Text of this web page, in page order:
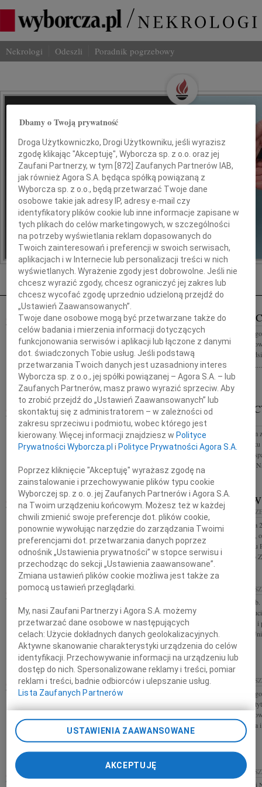
Nekrologi Odeszli Poradnik pogrzebowy
Wspominaj Bliskich
Na Odeszli.pl
Jak ich zapamiętaliśmy? Serwis
odeszli.pl z Grupy Wyborcza, to
możliwość stworzenia unikalnego
wspomnienia. Dziel się nim z rodziną i
przyjaciółmi.
*ogłoszenie
Nekrologi Rzeszów
JÓZEF WICHER 02.01.2018RZESZÓW
Z żalem przyjąłem informację o śmierci Józefa
Wichra Prezesa MPEC Rzeszów w latach 2001-2015
W osobie Zmarłego żegnam człowieka w pełni
oddanego sprawom...
JÓZEF
Wyrazy
Najbliższych z
Miejskiego
Rzeszów Sp. z o....
29.12.2017 RZESZÓW
Panu Ryszardowi Czai Pracownikowi Urzędu Miasta
Rzeszowa wyrazy szczerego współczucia z powodu
śmierci Mamy składa Prezydent Miasta Rzeszowa
Tadeusz Ferenc
LUDWIK
Z głębokim
grudnia 2017
ukochany i
Ludwik Cwynar
19.12.2017RZESZÓW
Panu Mariuszowi Kapicy Dyrektorowi Zespołu
Szkół Mechanicznych wyrazy szczerego współczucia
z powodu śmierci Ojca składa Prezydent Miasta
Rzeszowa
08.12.2017
W dniu 6
ciężkiej chorobie,
odszedł do
Ojciec i Dziadzio
FRANCISZEK DZIEDZIC
Z ogromnym żalem i głębokim smutkiem przyjąłem
wiadomość o śmierci Księdza Prałata Franciszka
Dziedzica Organizatora i Dyrektora Muzeum
Diecezjalnego Diecezjalnego Konserwatora...
Panu prof. dr.
wyrazy
składają Dziekan
Filologicznego
URSZULA SZYDŁO 16.11.2017
RZESZÓW
Z głębokim żalem i smutkiem przyjęliśmy
wiadomość o śmierci w dniu 14 listopada 2017 roku
Pani Urszuli Szydło serdeczne wyrazy współczucia z
powodu śmierci Kochanej Mamy...
Wyrazy
Dyrektorowi
Danielowi
składają
HENRYKA OLSZEWSKA-
Panu
Dbamy o Twoją prywatność
Droga Użytkowniczko, Drogi Użytkowniku, jeśli wyrazisz
zgodę klikając "Akceptuję", Wyborcza sp. z o.o. oraz jej
Zaufani Partnerzy, w tym [872 ] Zaufanych Partnerów IAB,
jak również Agora S.A. będąca spółką powiązaną z
Wyborcza sp. z o.o., będą przetwarzać Twoje dane
osobowe takie jak adresy IP, adresy e-mail czy
identyfikatory plików cookie lub inne informacje zapisane w
tych plikach do celów marketingowych, w szczególności
na potrzeby wyświetlania reklam dopasowanych do
Twoich zainteresowań i preferencji w swoich serwisach,
aplikacjach i w Internecie lub personalizacji treści w nich
wyświetlanych. Wyrażenie zgody jest dobrowolne. Jeśli nie
chcesz wyrazić zgody, chcesz ograniczyć jej zakres lub
chcesz wycofać zgodę uprzednio udzieloną przejdź do
„Ustawień Zaawansowanych”.
Twoje dane osobowe mogą być przetwarzane także do
celów badania i mierzenia informacji dotyczących
funkcjonowania serwisów i aplikacji lub łączone z danymi
dot. świadczonych Tobie usług. Jeśli podstawą
przetwarzania Twoich danych jest uzasadniony interes
Wyborcza sp. z o.o., jej spółki powiązanej – Agora S.A. – lub
Zaufanych Partnerów, masz prawo wyrazić sprzeciw. Aby
to zrobić przejdź do „Ustawień Zaawansowanych” lub
skontaktuj się z administratorem – w zależności od
zakresu sprzeciwu i podmiotu, wobec którego jest
kierowany. Więcej informacji znajdziesz w Polityce
Prywatności Wyborcza.pl i Polityce Prywatności Agora S.A.
Poprzez kliknięcie "Akceptuję" wyrażasz zgodę na
zainstalowanie i przechowywanie plików typu cookie
Wyborczej sp. z o. o. jej Zaufanych Partnerów i Agora S.A.
na Twoim urządzeniu końcowym. Możesz też w każdej
chwili zmienić swoje preferencje dot. plików cookie,
ponownie wywołując narzędzie do zarządzania Twoimi
preferencjami dot. przetwarzania danych poprzez
odnośnik „Ustawienia prywatności” w stopce serwisu i
przechodząc do sekcji „Ustawienia zaawansowane”.
Zmiana ustawień plików cookie możliwa jest także za
pomocą ustawień przeglądarki.
My, nasi Zaufani Partnerzy i Agora S.A. możemy
przetwarzać dane osobowe w następujących
celach:Użycie dokładnych danych geolokalizacyjnych.
Aktywne skanowanie charakterystyki urządzenia do celów
identyfikacji. Przechowywanie informacji na urządzeniu lub
dostęp do nich. Spersonalizowane reklamy i treści, pomiar
reklam i treści, badnie odbiorców i ulepszanie usług.
Lista Zaufanych Partnerów
USTAWIENIA ZAAWANSOWANE
AKCEPTUJĘ